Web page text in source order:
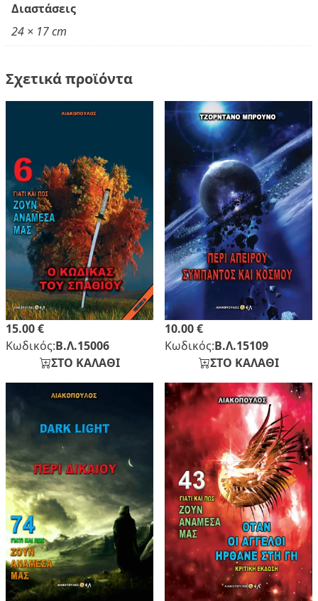
Διαστάσεις
24 × 17 cm
Σχετικά προϊόντα
15.00 €
Κωδικός:Β.Λ.15006
ΣΤΟ ΚΑΛΑΘΙ
10.00 €
Κωδικός:Β.Λ.15109
ΣΤΟ ΚΑΛΑΘΙ